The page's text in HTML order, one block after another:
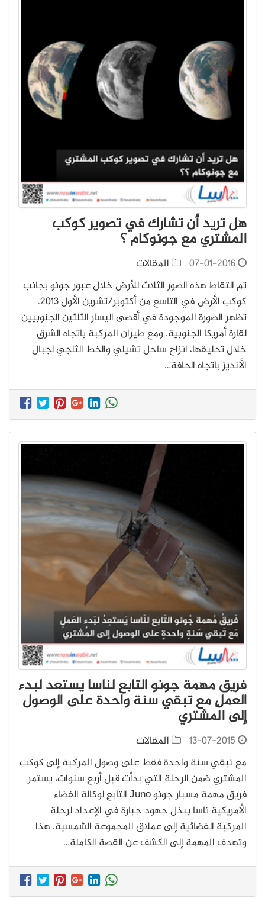
هل تريد أن تشارك في تصوير كوكب
المشتري مع جونوكام ؟
07-01-2016
المقالات
تم التقاط هذه الصور الثلاث للأرض خلال عبور جونو بجانب
كوكب الأرض في التاسع من أكتوبر/تشرين الأول 2013.
تظهر الصورة الموجودة في أقصى اليسار الثلثين الجنوبيين
لقارة أمريكا الجنوبية. ومع طيران المركبة باتجاه الشرق
خلال تحليقها، انزاح ساحل تشيلي والخط الثلجي لجبال
الأنديز باتجاه الحافة…
فريق مهمة جونو التابع لناسا يستعد لبدء
العملِ مع تبقي سنة واحدة على الوصول
إلى المشتري
13-07-2015
المقالات
مع تبقي سنة واحدة فقط على وصول المركبة إلى كوكب
المشتري ضمن الرِحلة التي بدأت قبل أربعِ سنوات، يستمر
فريق مهمة مسبار جونو Juno التابعِ لوكالة الفضاء
الأمريكية ناسا بِبذل جهود جبارة في الإعداد لرحلة
المركبة الفضائية إلى عملاق المجموعة الشمسية. هذا
وتهدف المهمة إلى الكشف عن القصة الكاملة…